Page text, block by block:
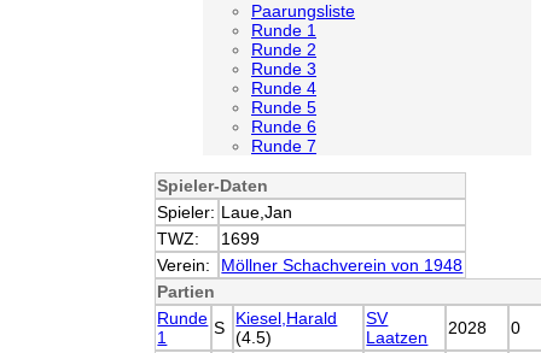
Paarungsliste
Runde 1
Runde 2
Runde 3
Runde 4
Runde 5
Runde 6
Runde 7
Spieler-Daten
Spieler: Laue,Jan
TWZ:
1699
Verein:
Möllner Schachverein von 1948
Partien
Runde
1
S
Kiesel,Harald
(4.5)
SV
Laatzen
2028
0